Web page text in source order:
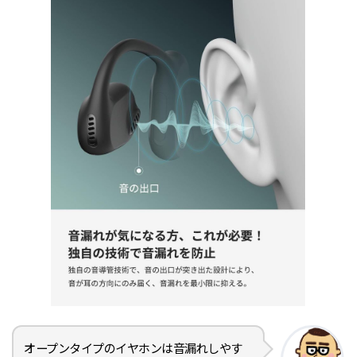
オープンタイプのイヤホンは音漏れしやす